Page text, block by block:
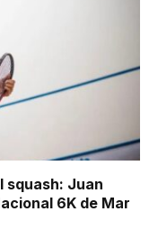
squash: Juan
6K de Mar